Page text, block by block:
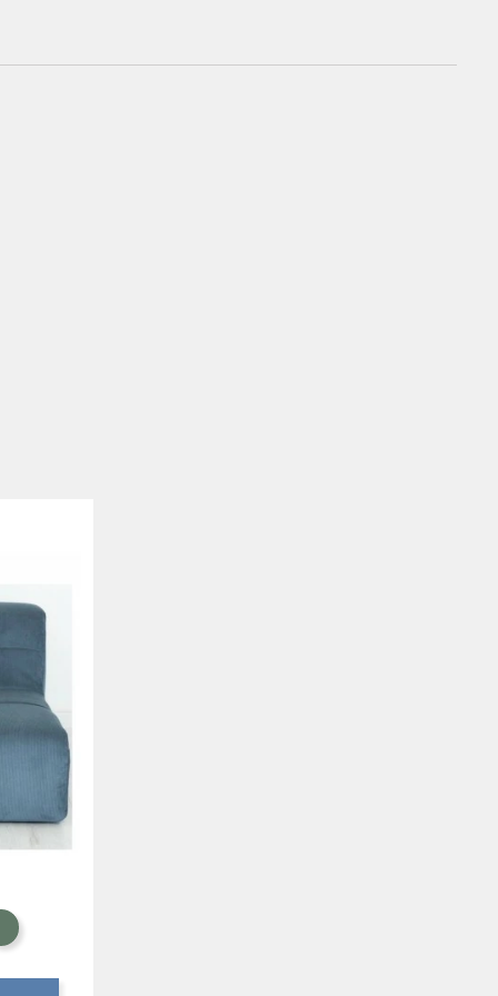
Celeste
Eucalipto